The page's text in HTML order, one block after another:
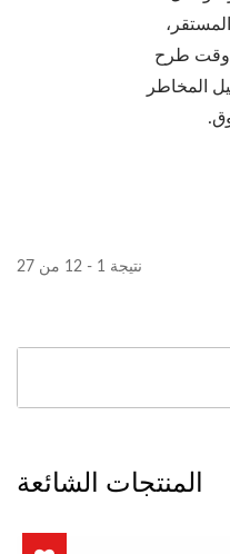
المستقر،
وقت طرح
المخاطر
نتيجة 1 - 12 من 27
المنتجات الشائعة